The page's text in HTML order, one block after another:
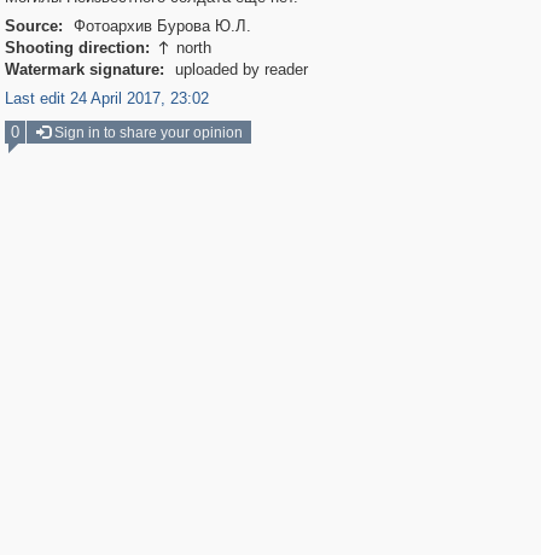
Source:
Фотоархив Бурова Ю.Л.
Shooting direction:  north
Watermark signature:
uploaded by reader
Last edit 24 April 2017, 23:02
0
Sign in to share your opinion